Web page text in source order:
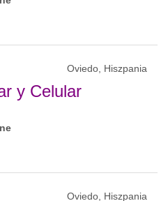
Oviedo, Hiszpania
y Celular
Oviedo, Hiszpania